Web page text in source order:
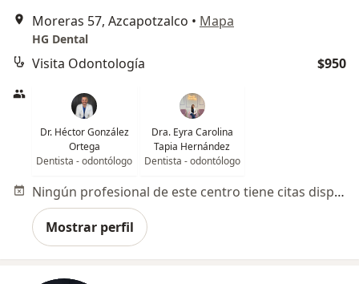
Moreras 57, Azcapotzalco • Mapa
HG Dental
Visita Odontología $950
Dr. Héctor González
Ortega
Dentista - odontólogo
Dra. Eyra Carolina
Tapia Hernández
Dentista - odontólogo
Ningún profesional de este centro tiene citas disponibles
Mostrar perfil